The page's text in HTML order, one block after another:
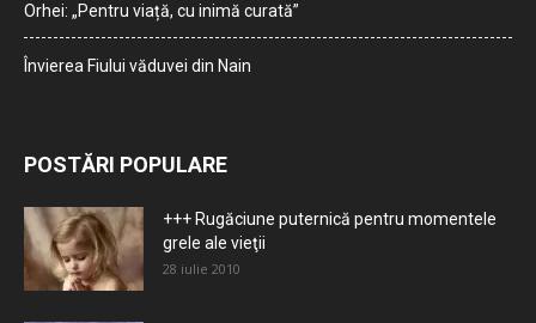
Orhei: „Pentru viață, cu inimă curată”
Învierea Fiului văduvei din Nain
POSTĂRI POPULARE
+++ Rugăciune puternică pentru momentele
grele ale vieţii
28 iulie 2010